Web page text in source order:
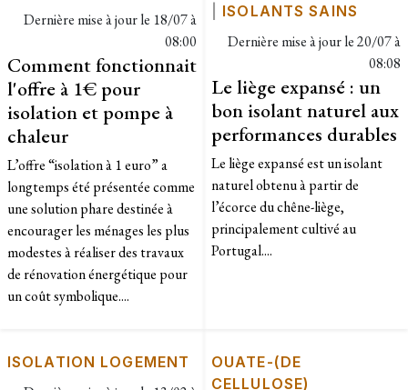
Dernière mise à jour le 18/07 à
08:00
Comment fonctionnait
l'offre à 1€ pour
isolation et pompe à
chaleur
L’offre “isolation à 1 euro” a
longtemps été présentée comme
une solution phare destinée à
encourager les ménages les plus
modestes à réaliser des travaux
de rénovation énergétique pour
un coût symbolique....
ISOLANTS SAINS
Dernière mise à jour le20/07 à
08:08
Le liège expansé : un
bon isolant naturel aux
performances durables
Le liège expansé est un isolant
naturel obtenu à partir de
l’écorce du chêne-liège,
principalement cultivé au
Portugal....
ISOLATION LOGEMENT
OUATE-(DE
CELLULOSE)